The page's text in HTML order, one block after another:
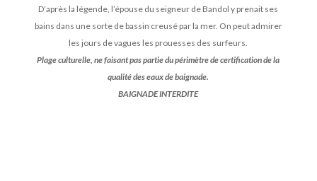
D’après la légende, l’épouse du seigneur de Bandol y prenait ses
bains dans une sorte de bassin creusé par la mer. On peut admirer
les jours de vagues les prouesses des surfeurs.
Plage culturelle, ne faisant pas partie du périmètre de certification de la
qualité des eaux de baignade.
BAIGNADE INTERDITE